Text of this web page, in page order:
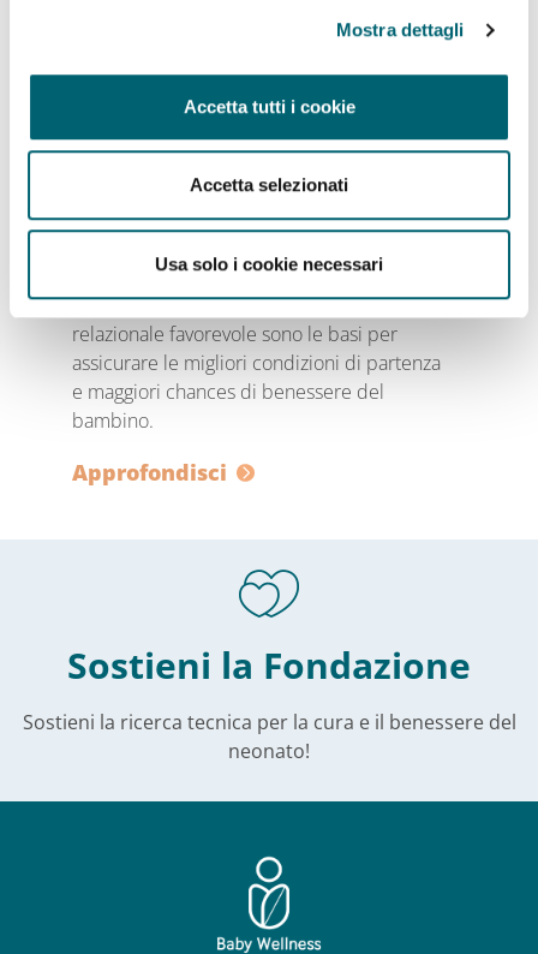
Mostra dettagli
Accetta tutti i cookie
Accetta selezionati
Usa solo i cookie necessari
Il suo benessere
comincia molto
prima della nascita
Uno stile di vita sano ed una gravidanza
serena circondata da un ambiente
relazionale favorevole sono le basi per
assicurare le migliori condizioni di partenza
e maggiori chances di benessere del
bambino.
Approfondisci
Sostieni la Fondazione
Sostieni la ricerca tecnica per la cura e il benessere del
neonato!